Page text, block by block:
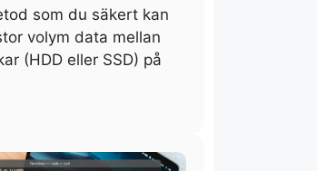
som du säkert kan
volym data mellan
(HDD eller SSD) på